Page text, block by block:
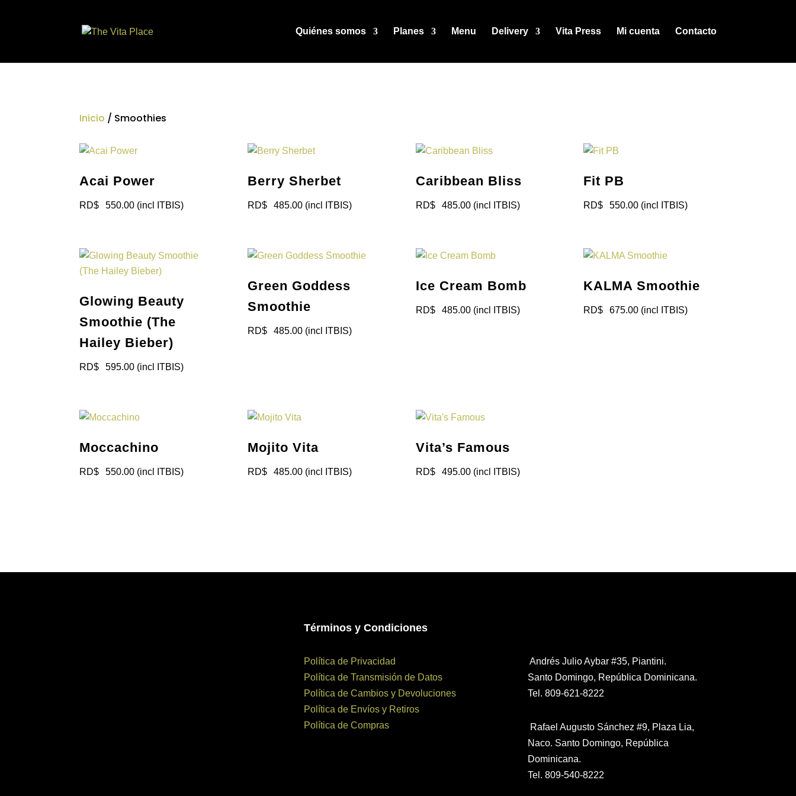
Quiénes somos Planes Menu Delivery Vita Press Mi cuenta Contacto
Inicio / Smoothies
Acai Power
RD$ 550.00 (incl ITBIS)
Berry Sherbet
RD$ 485.00 (incl ITBIS)
Caribbean Bliss
RD$ 485.00 (incl ITBIS)
Fit PB
RD$ 550.00 (incl ITBIS)
Glowing Beauty
Smoothie (The
Hailey Bieber)
RD$ 595.00 (incl ITBIS)
Green Goddess
Smoothie
RD$ 485.00 (incl ITBIS)
Ice Cream Bomb
RD$ 485.00 (incl ITBIS)
KALMA Smoothie
RD$ 675.00 (incl ITBIS)
Moccachino
RD$ 550.00 (incl ITBIS)
Mojito Vita
RD$ 485.00 (incl ITBIS)
Vita’s Famous
RD$ 495.00 (incl ITBIS)
Términos y Condiciones
Política de Privacidad
Política de Transmisión de Datos
Política de Cambios y Devoluciones
Política de Envíos y Retiros
Política de Compras
Andrés Julio Aybar #35, Piantini.
Santo Domingo, República Dominicana.
Tel. 809-621-8222
Rafael Augusto Sánchez #9, Plaza Lia,
Naco. Santo Domingo, República
Dominicana.
Tel. 809-540-8222